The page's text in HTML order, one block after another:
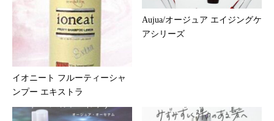
イオニート フルーティーシャ
ンプー エキストラ
Aujua/オージュア エイジングケ
アシリーズ